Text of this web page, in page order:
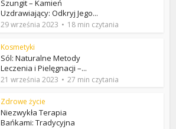
Szungit – Kamień
Uzdrawiający: Odkryj Jego...
29 września 2023 18 min czytania
Kosmetyki
Sól: Naturalne Metody
Leczenia i Pielęgnacji –...
21 września 2023 27 min czytania
Zdrowe życie
Niezwykła Terapia
Bańkami: Tradycyjna